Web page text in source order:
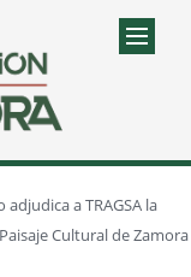
a TRAGSA la
Cultural de Zamora